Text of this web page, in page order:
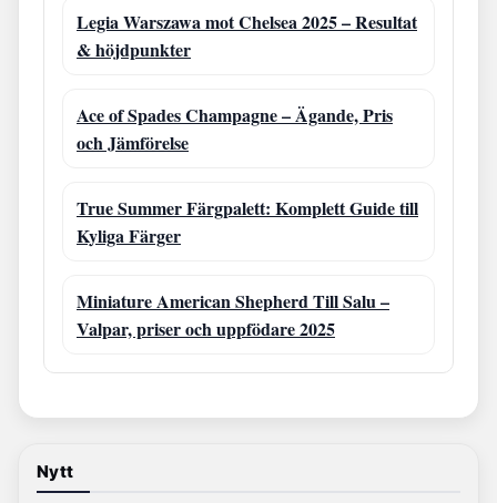
Legia Warszawa mot Chelsea 2025 – Resultat
& höjdpunkter
Ace of Spades Champagne – Ägande, Pris
och Jämförelse
True Summer Färgpalett: Komplett Guide till
Kyliga Färger
Miniature American Shepherd Till Salu –
Valpar, priser och uppfödare 2025
Nytt